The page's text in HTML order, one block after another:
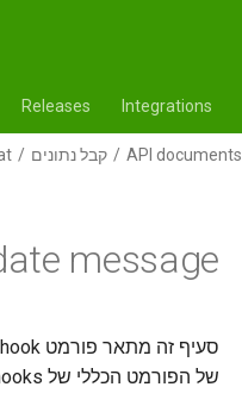
Integrations
Releases
API documents קבל נתונים
message
סעיף זה מתאר פורמט webhook נכנס של אובייקט
של הפורמט הכללי של webhooks נכנסות, עיין בסעיף